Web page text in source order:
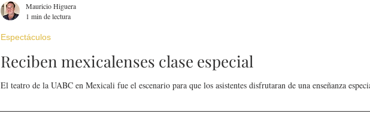
Reciben mexicalenses clase especial
El teatro de la UABC en Mexicali fue el escenario para que los asistentes disfrutaran de una enseñanza
Espectáculos
Mauricio Higuera
1 min de lectura